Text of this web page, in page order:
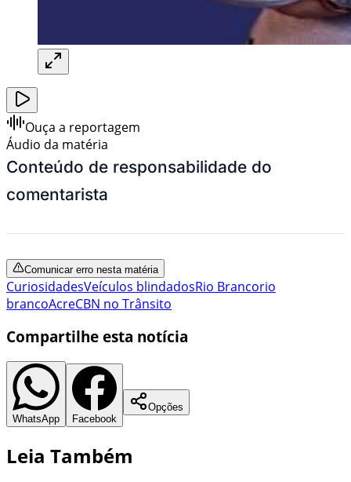
Ouça a reportagem
Áudio da matéria
Conteúdo de responsabilidade do
comentarista
Comunicar erro nesta matéria
CuriosidadesVeículos blindadosRio Brancorio
brancoAcreCBN no Trânsito
Compartilhe esta notícia
WhatsApp Facebook
Opções
Leia Também